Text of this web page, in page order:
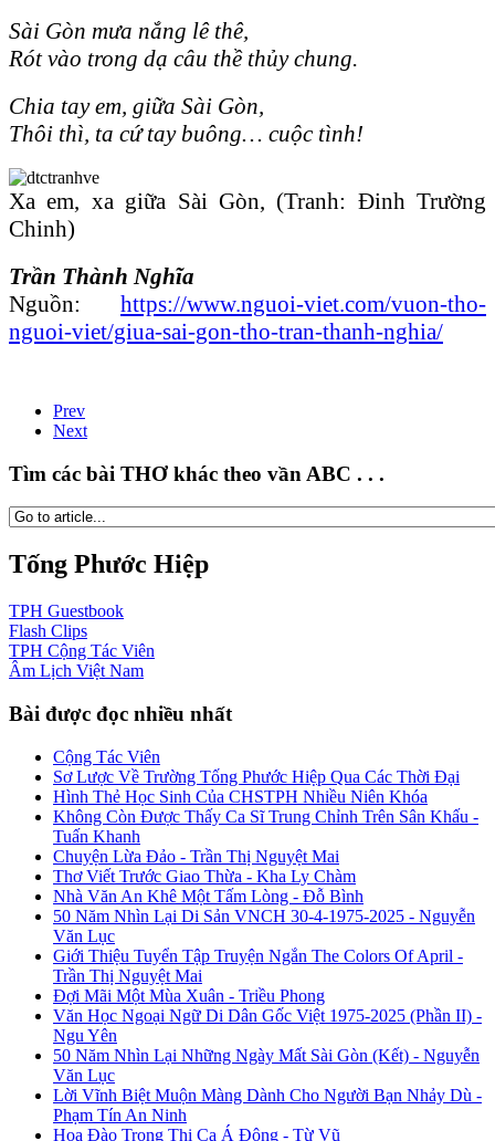
Sài Gòn mưa nắng lê thê,
Rót vào trong dạ câu thề thủy chung.
Chia tay em, giữa Sài Gòn,
Thôi thì, ta cứ tay buông… cuộc tình!
Xa em, xa giữa Sài Gòn, (Tranh: Đinh Trường
Chinh)
Trần Thành Nghĩa
Nguồn: https://www.nguoi-viet.com/vuon-tho-
nguoi-viet/giua-sai-gon-tho-tran-thanh-nghia/
Prev
Next
Tìm các bài THƠ khác theo vần ABC . . .
Tống Phước Hiệp
TPH Guestbook
Flash Clips
TPH Cộng Tác Viên
Âm Lịch Việt Nam
Bài được đọc nhiều nhất
Cộng Tác Viên
Sơ Lược Về Trường Tống Phước Hiệp Qua Các Thời Đại
Hình Thẻ Học Sinh Của CHSTPH Nhiều Niên Khóa
Không Còn Được Thấy Ca Sĩ Trung Chỉnh Trên Sân Khấu -
Tuấn Khanh
Chuyện Lừa Đảo - Trần Thị Nguyệt Mai
Thơ Viết Trước Giao Thừa - Kha Ly Chàm
Nhà Văn An Khê Một Tấm Lòng - Đỗ Bình
50 Năm Nhìn Lại Di Sản VNCH 30-4-1975-2025 - Nguyễn
Văn Lục
Giới Thiệu Tuyển Tập Truyện Ngắn The Colors Of April -
Trần Thị Nguyệt Mai
Đợi Mãi Một Mùa Xuân - Triều Phong
Văn Học Ngoại Ngữ Di Dân Gốc Việt 1975-2025 (Phần II) -
Ngu Yên
50 Năm Nhìn Lại Những Ngày Mất Sài Gòn (Kết) - Nguyễn
Văn Lục
Lời Vĩnh Biệt Muộn Màng Dành Cho Người Bạn Nhảy Dù -
Phạm Tín An Ninh
Hoa Đào Trong Thi Ca Á Đông - Từ Vũ